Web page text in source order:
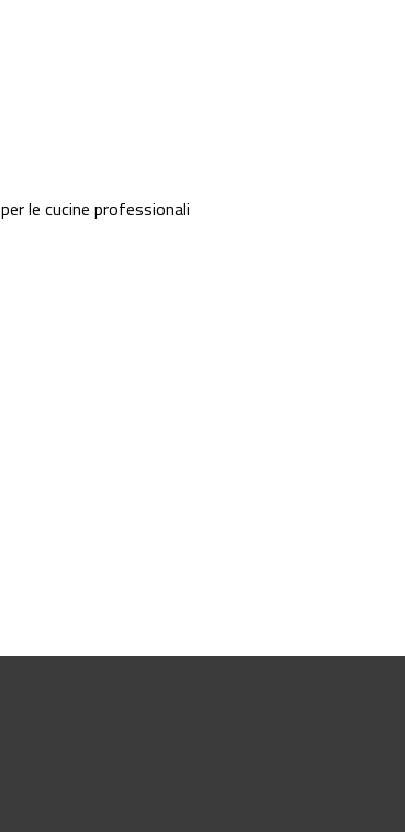
per le cucine professionali